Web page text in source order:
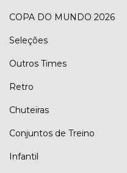
COPA DO MUNDO 2026
Seleções
Outros Times
Retro
Chuteiras
Conjuntos de Treino
Infantil